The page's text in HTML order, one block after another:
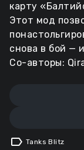
карту
Этот мод
снова в бой —
Со-авторы:
label Tanks Blitz